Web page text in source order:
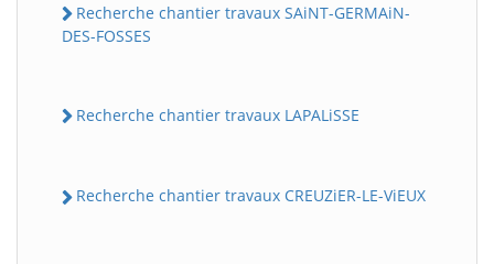
Recherche chantier travaux SAiNT-GERMAiN-
DES-FOSSES
Recherche chantier travaux LAPALiSSE
Recherche chantier travaux CREUZiER-LE-ViEUX